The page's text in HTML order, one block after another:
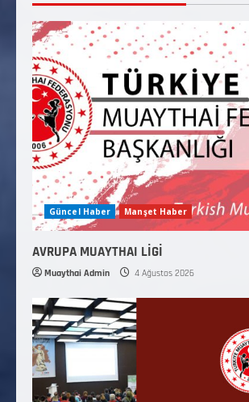
Güncel Haber Manşet Haber
AVRUPA MUAYTHAI LİGİ
Muaythai Admin 4 Ağustos 2026